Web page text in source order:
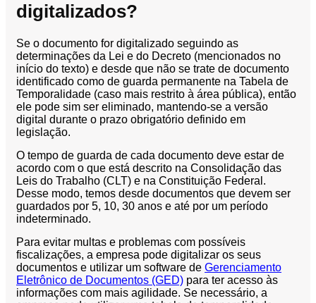
digitalizados?
Se o documento for digitalizado seguindo as
determinações da Lei e do Decreto (mencionados no
início do texto) e desde que não se trate de documento
identificado como de guarda permanente na Tabela de
Temporalidade (caso mais restrito à área pública), então
ele pode sim ser eliminado, mantendo-se a versão
digital durante o prazo obrigatório definido em
legislação.
O tempo de guarda de cada documento deve estar de
acordo com o que está descrito na Consolidação das
Leis do Trabalho (CLT) e na Constituição Federal.
Desse modo, temos desde documentos que devem ser
guardados por 5, 10, 30 anos e até por um período
indeterminado.
Para evitar multas e problemas com possíveis
fiscalizações, a empresa pode digitalizar os seus
documentos e utilizar um software de Gerenciamento
Eletrônico de Documentos (GED) para ter acesso às
informações com mais agilidade. Se necessário, a